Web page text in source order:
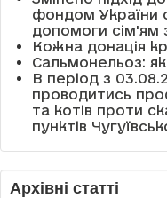
фондом України
допомоги сім'ям
Кожна донація
Сальмонельоз:
В період з
проводитись
та котів проти
пунктів
Архівні статті